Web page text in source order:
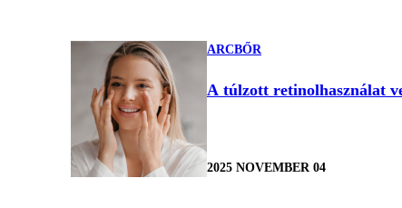
ARCBŐR
A túlzott retinolhasználat
2025 NOVEMBER 04